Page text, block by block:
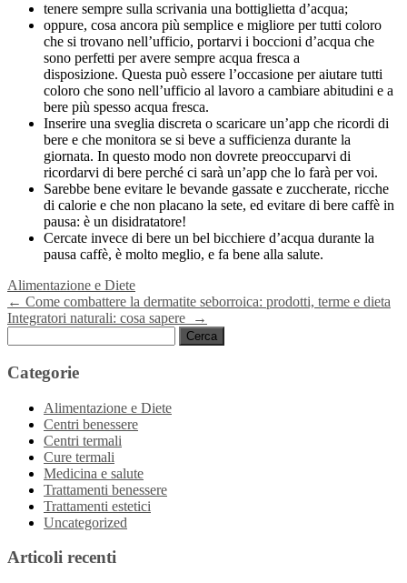
tenere sempre sulla scrivania una bottiglietta d’acqua;
oppure, cosa ancora più semplice e migliore per tutti coloro
che si trovano nell’ufficio, portarvi i boccioni d’acqua che
sono perfetti per avere sempre acqua fresca a
disposizione. Questa può essere l’occasione per aiutare tutti
coloro che sono nell’ufficio al lavoro a cambiare abitudini e a
bere più spesso acqua fresca.
Inserire una sveglia discreta o scaricare un’app che ricordi di
bere e che monitora se si beve a sufficienza durante la
giornata. In questo modo non dovrete preoccuparvi di
ricordarvi di bere perché ci sarà un’app che lo farà per voi.
Sarebbe bene evitare le bevande gassate e zuccherate, ricche
di calorie e che non placano la sete, ed evitare di bere caffè in
pausa: è un disidratatore!
Cercate invece di bere un bel bicchiere d’acqua durante la
pausa caffè, è molto meglio, e fa bene alla salute.
Alimentazione e Diete
Navigazione
articoli
← Come combattere la dermatite seborroica: prodotti, terme e dieta
Integratori naturali: cosa sapere
→
per:
Categorie
Alimentazione e Diete
Centri benessere
Centri termali
Cure termali
Medicina e salute
Trattamenti benessere
Trattamenti estetici
Uncategorized
Articoli recenti